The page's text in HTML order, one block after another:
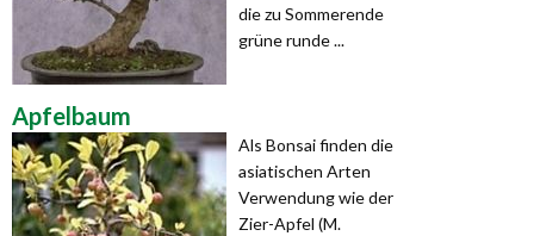
die zu Sommerende
grüne runde ...
Apfelbaum
Als Bonsai finden die
asiatischen Arten
Verwendung wie der
Zier-Apfel (M.